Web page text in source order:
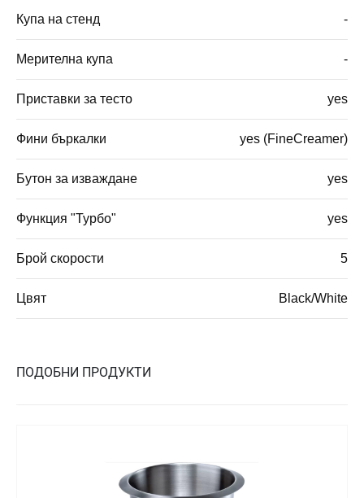
Купа на стенд -
Мерителна купа -
Приставки за тесто yes
Фини бъркалки yes (FineCreamer)
Бутон за изваждане yes
Функция "Турбо" yes
Брой скорости 5
Цвят Black/White
ПОДОБНИ ПРОДУКТИ